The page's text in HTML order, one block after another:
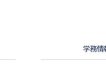
学務情